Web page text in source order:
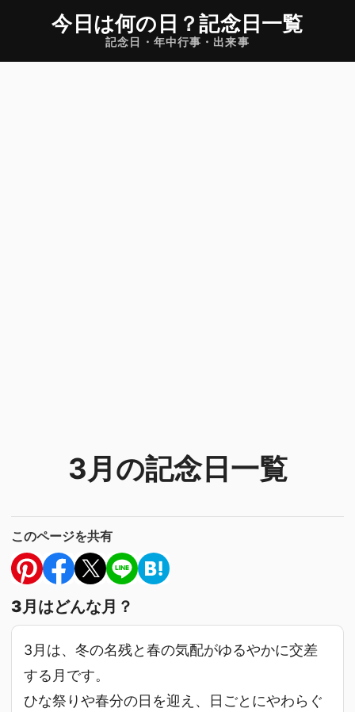
今日は何の日 ？記念日一覧
記念日・年中行事・出来事
3月の記念日一覧
このページを共有
3月はどんな月？
3月は、冬の名残と春の気配がゆるやかに交差
する月です。
ひな祭りや春分の日を迎え、日ごとにやわらぐ